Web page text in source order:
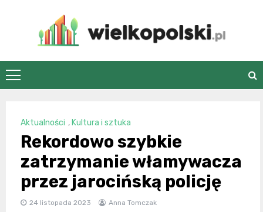
wielkopolski.pl
Aktualności , Kultura i sztuka
Rekordowo szybkie
zatrzymanie włamywacza
przez jarocińską policję
24 listopada 2023 Anna Tomczak